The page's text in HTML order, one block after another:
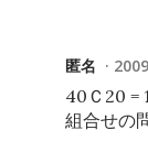
匿名
40Ｃ20 =
組合せの